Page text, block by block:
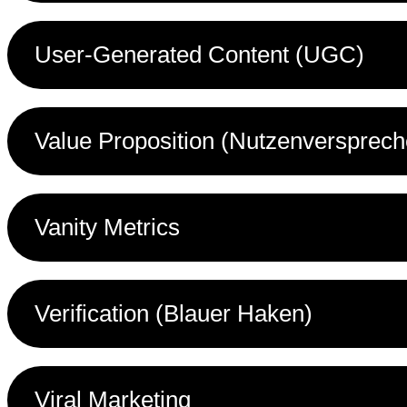
User-Generated Content (UGC)
Value Proposition
Vanity Metrics
Verification (Blauer Haken)
Viral Marketing